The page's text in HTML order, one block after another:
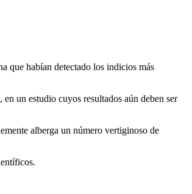
que habían detectado los indicios más
un estudio cuyos resultados aún deben ser
alberga un número vertiginoso de